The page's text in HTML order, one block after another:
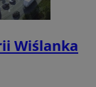
Wiślanka